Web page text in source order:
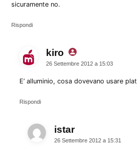
sicuramente no.
Rispondi
kiro dice:
26 Settembre 2012 a 15:03
E’ alluminio, cosa dovevano usare
Rispondi
istardice:
26 Settembre 2012 a 15:31